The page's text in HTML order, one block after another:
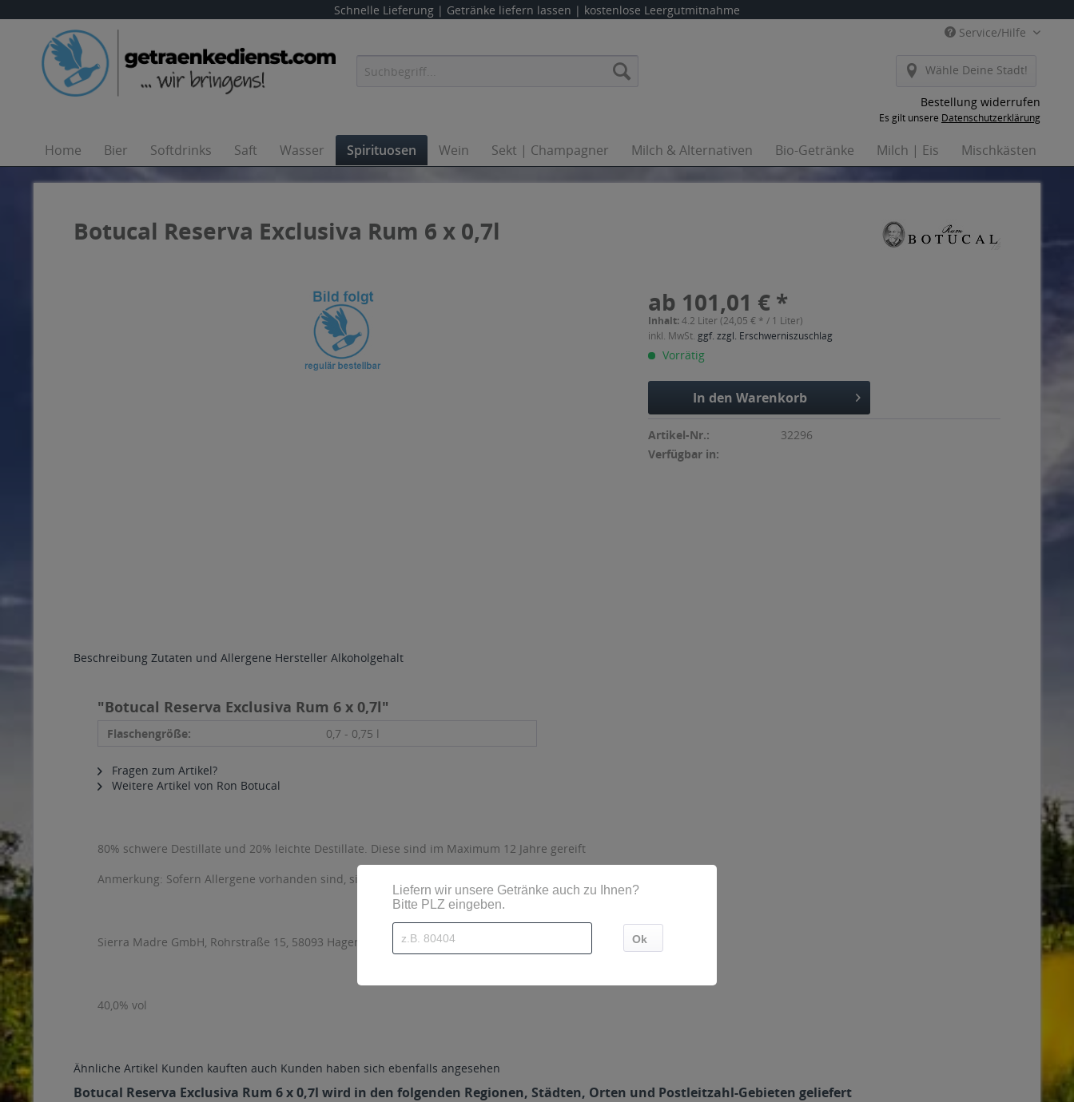
Schnelle Lieferung | Getränke liefern lassen | kostenlose Leergutmitnahme
Service/Hilfe
Wähle Deine Stadt!
Bestellung widerrufen
Es gilt unsere Datenschutzerklärung
Home Bier Softdrinks Saft Wasser Spirituosen Wein Sekt | Champagner Milch & Alternativen Bio-Getränke Milch | Eis Mischkästen
Botucal Reserva Exclusiva Rum 6 x 0,7l
ab 101,01 € *
Inhalt:4.2 Liter (24,05 € * / 1 Liter)
inkl. MwSt. ggf. zzgl. Erschwerniszuschlag
Vorrätig
In den Warenkorb
Artikel-Nr.:
32296
Verfügbar in:
Beschreibung Zutaten und Allergene Hersteller Alkoholgehalt
"Botucal Reserva Exclusiva Rum 6 x 0,7l"
Flaschengröße: 0,7 - 0,75 l
Fragen zum Artikel?
Weitere Artikel von Ron Botucal
80% schwere Destillate und 20% leichte Destillate. Diese sind im Maximum 12 Jahre gereift
Anmerkung: Sofern Allergene vorhanden sind, sind diese mittels Großbuchstaben besonders hervorgehoben
Sierra Madre GmbH, Rohrstraße 15, 58093 Hagen
40,0% vol
Ähnliche Artikel Kunden kauften auch Kunden haben sich ebenfalls angesehen
Botucal Reserva Exclusiva Rum 6 x 0,7l wird in den folgenden Regionen, Städten, Orten und Postleitzahl-Gebieten geliefert